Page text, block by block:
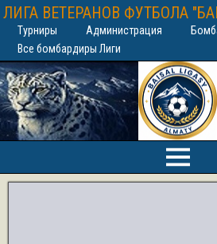
ЛИГА ВЕТЕРАНОВ ФУТБОЛА
Турниры Администрация
Все бомбардиры Лиги